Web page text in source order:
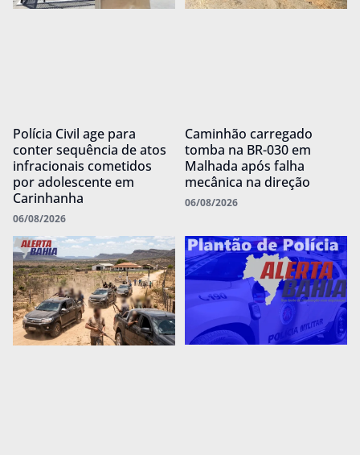
Polícia Civil age para
conter sequência de atos
infracionais cometidos
por adolescente em
Carinhanha
06/08/2026
Caminhão carregado
tomba na BR-030 em
Malhada após falha
mecânica na direção
06/08/2026